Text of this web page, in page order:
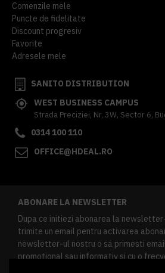
Comenzile mele
Puncte de fidelitate
Discount progresiv
Favorite
Adresele mele
SANITO DISTRIBUTION
WEST BUSINESS CAMPUS
Strada Preciziei, Nr, 3W, Sector 6,
0314 100 110
OFFICE@HDEAL.RO
ABONARE LA NEWSLETTER
Dupa ce initiezi abonarea la
trimite un email pentru activarea
newsletter-ul nostru o sa primesti
promotional sau informativ si cu o
redusa. Daca doresti sa te